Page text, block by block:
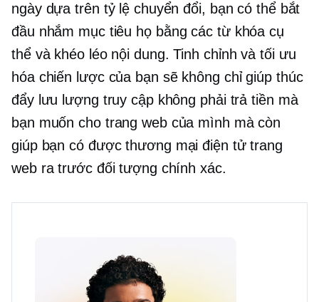
ngày dựa trên tỷ lệ chuyển đổi, bạn có thể bắt
đầu nhắm mục tiêu họ bằng các từ khóa cụ
thể và khéo léonội dung. Tinh chỉnh và tối ưu
hóa chiến lược của bạn sẽ không chỉ giúp thúc
đẩy lưu lượng truy cập không phải trả tiền mà
bạn muốn cho trang web của mình mà còn
giúp bạn có đượcthương mại điện tửtrang
web ra trước đối tượng chính xác.